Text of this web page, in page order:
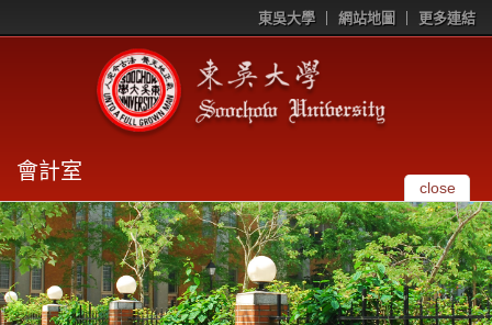
東吳大學 網站地圖 更多連結
會計室
close